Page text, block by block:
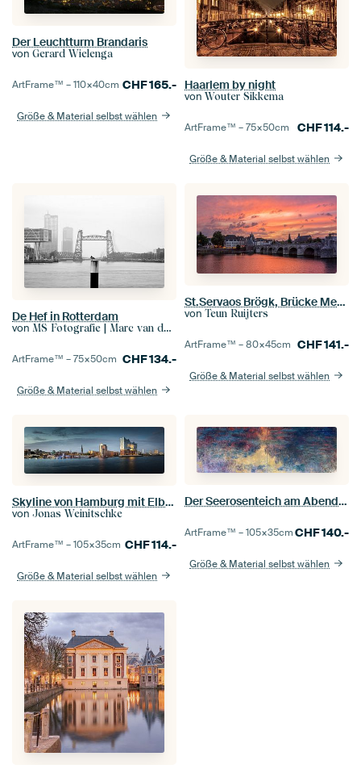
Der Leuchtturm Brandaris
von Gerard Wielenga
ArtFrame™ –110×40cm CHF165.-
Größe & Material selbst wählen
Haarlem by night
von Wouter Sikkema
ArtFrame™ –75×50cm CHF114.-
Größe & Material selbst wählen
De Hef in Rotterdam
von MS Fotografie | Marc van der Stelt
ArtFrame™ –75×50cm CHF134.-
Größe & Material selbst wählen
St.Servaos Brögk, Brücke Mestreech - Sint Servaas, Maastricht
von Teun Ruijters
ArtFrame™ –80×45cm CHF141.-
Größe & Material selbst wählen
Skyline von Hamburg mit Elbphilharmonie bei Dämmerung
von Jonas Weinitschke
ArtFrame™ –105×35cm CHF114.-
Größe & Material selbst wählen
Der Seerosenteich am Abend, Claude Monet
ArtFrame™ –105×35cmCHF140.-
Größe & Material selbst wählen